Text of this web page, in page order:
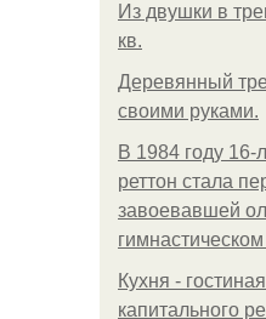
Из двушки в
кв.
Деревянный
своими руками.
В 1984 году
реттон стала
завоевавшей
Кухня -
капитального